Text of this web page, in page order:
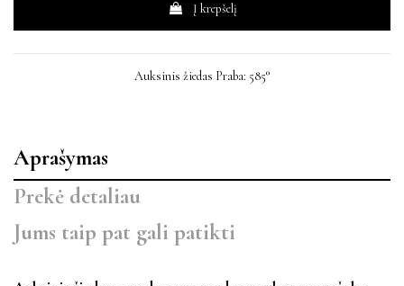
Į krepšelį
Auksinis žiedas Praba: 585°
Aprašymas
Prekė detaliau
Jums taip pat gali patikti